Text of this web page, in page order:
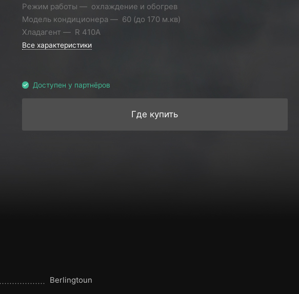
Режим работы
охлаждение и обогрев
Модель кондиционера
60 (до 170 м.кв)
Хладагент
R 410A
Все характеристики
Доступен у партнёров
Где купить
Berlingtoun